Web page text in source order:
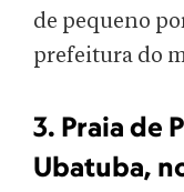
de pequeno
prefeitura do
3. Praia de
Ubatuba,